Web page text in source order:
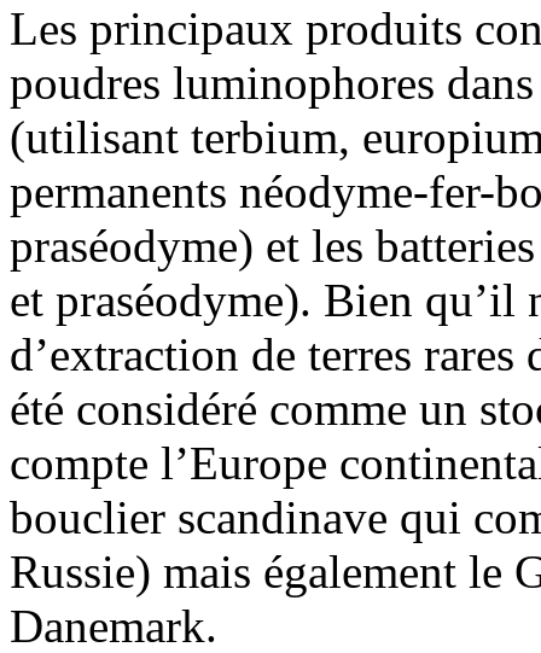
Les principaux produits
poudres luminophores
(utilisant terbium,
permanents néodyme-fer-
praséodyme) et les
et praséodyme). Bien qu’il
d’extraction de terres rares
été considéré comme un
compte l’Europe
bouclier scandinave qui
Russie) mais également le
Danemark.